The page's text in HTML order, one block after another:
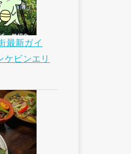
最新ガイ
ビンエリ